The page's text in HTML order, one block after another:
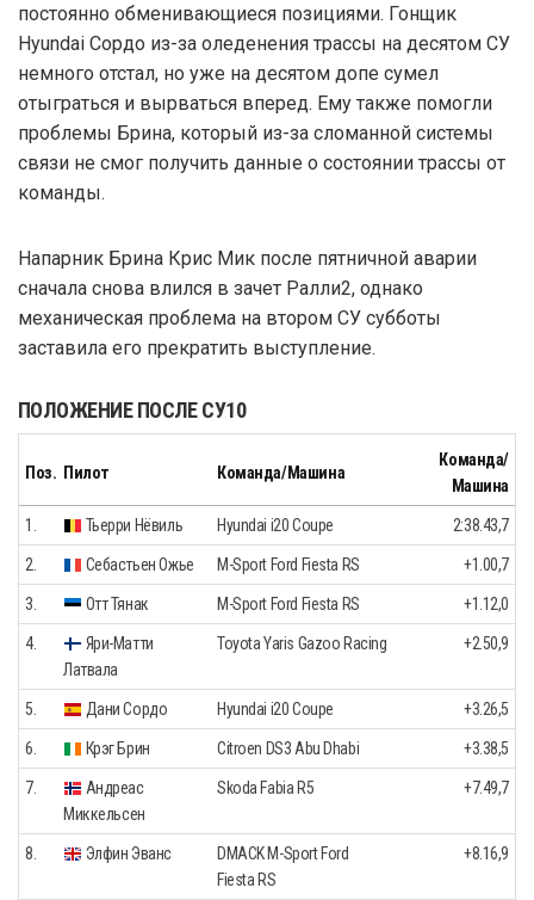
постоянно обменивающиеся позициями. Гонщик
Hyundai Сордо из-за оледенения трассы на десятом СУ
немного отстал, но уже на десятом допе сумел
отыграться и вырваться вперед. Ему также помогли
проблемы Брина, который из-за сломанной системы
связи не смог получить данные о состоянии трассы от
команды.
Напарник Брина Крис Мик после пятничной аварии
сначала снова влился в зачет Ралли2, однако
механическая проблема на втором СУ субботы
заставила его прекратить выступление.
ПОЛОЖЕНИЕ ПОСЛЕ СУ10
Поз. Пилот Команда/Машина
Команда/
Машина
1. Тьерри Нёвиль Hyundai i20 Coupe 2:38.43,7
2. Себастьен Ожье M-Sport Ford Fiesta RS +1.00,7
3. Отт Тянак M-Sport Ford Fiesta RS +1.12,0
4.
Яри-Матти
Латвала
Toyota Yaris Gazoo Racing +2.50,9
5. Дани Сордо Hyundai i20 Coupe +3.26,5
6. Крэг Брин Citroen DS3 Abu Dhabi +3.38,5
7.
Андреас
Миккельсен
Skoda Fabia R5 +7.49,7
8. Элфин Эванс
DMACK M-Sport Ford
Fiesta RS
+8.16,9